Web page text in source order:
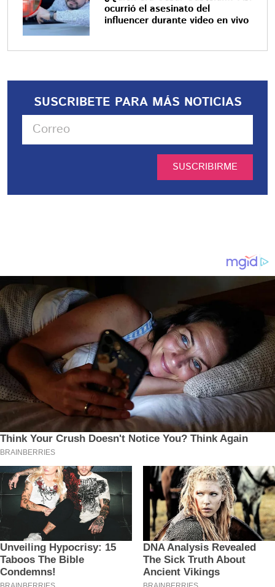
ocurrió el asesinato del
influencer durante video en vivo
SUSCRIBETE PARA MÁS NOTICIAS
SUSCRIBIRME